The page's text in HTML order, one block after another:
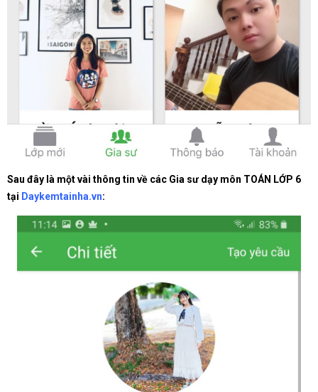
Sau đây là một vài thông tin về các Gia sư dạy môn TOÁN LỚP 6
tại Daykemtainha.vn: